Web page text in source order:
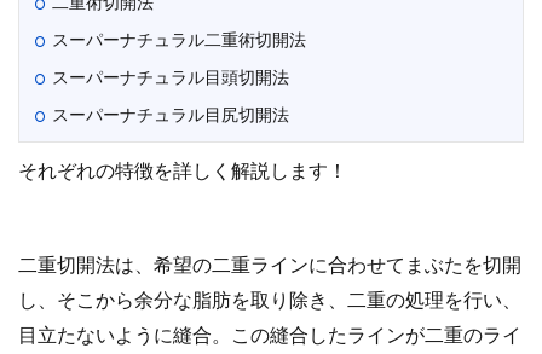
スーパーナチュラル二重術切開法
スーパーナチュラル目頭切開法
スーパーナチュラル目尻切開法
それぞれの特徴を詳しく解説します！
二重切開法は、希望の二重ラインに合わせてまぶたを切開
し、そこから余分な脂肪を取り除き、二重の処理を行い、
目立たないように縫合。この縫合したラインが二重のライ